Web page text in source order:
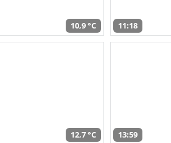
10,9 °C 11:18
12,7 °C 13:59